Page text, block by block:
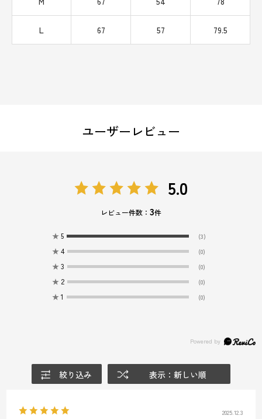
L 67 57 79.5
ユーザーレビュー
5.0
レビュー件数： 3件
★ 5 (3)
★ 4 (0)
★ 3 (0)
★ 2 (0)
★ 1 (0)
絞り込み 表示：新しい順
2025.12.3